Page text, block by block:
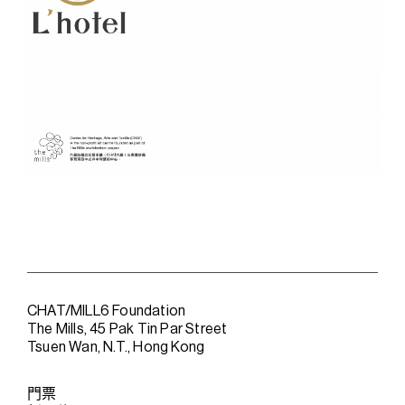
CHAT/MILL6 Foundation
The Mills, 45 Pak Tin Par Street
Tsuen Wan, N.T., Hong Kong
門票